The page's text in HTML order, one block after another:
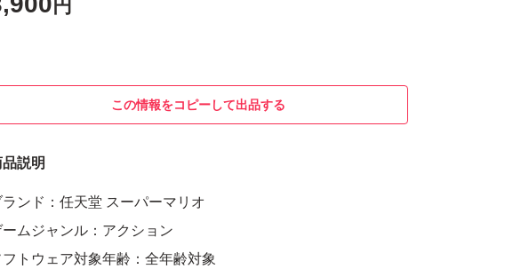
円
この情報をコピーして出品する
説明
ランド：任天堂 スーパーマリオ
ームジャンル：アクション
フトウェア対象年齢：全年齢対象